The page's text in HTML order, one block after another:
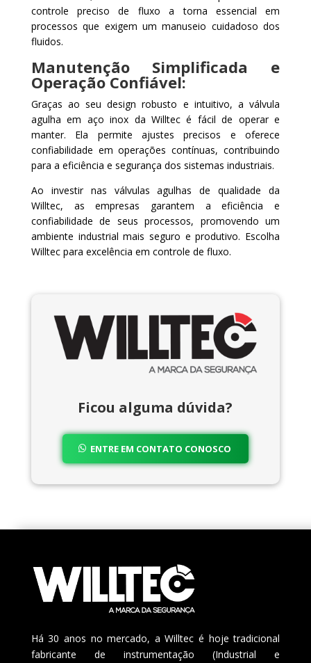
controle preciso de fluxo a torna essencial em
processos que exigem um manuseio cuidadoso dos
fluidos.
Manutenção Simplificada e
Operação Confiável:
Graças ao seu design robusto e intuitivo, a válvula
agulha em aço inox da Willtec é fácil de operar e
manter. Ela permite ajustes precisos e oferece
confiabilidade em operações contínuas, contribuindo
para a eficiência e segurança dos sistemas industriais.
Ao investir nas válvulas agulhas de qualidade da
Willtec, as empresas garantem a eficiência e
confiabilidade de seus processos, promovendo um
ambiente industrial mais seguro e produtivo. Escolha
Willtec para excelência em controle de fluxo.
Ficou alguma dúvida?
ENTRE EM CONTATO CONOSCO
Há 30 anos no mercado, a Willtec é hoje tradicional
fabricante de instrumentação (Industrial e